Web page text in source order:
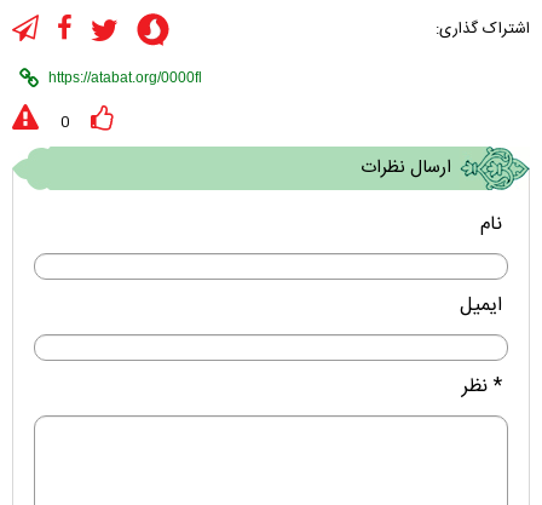
اشتراک گذاری:
0
ارسال نظرات
نام
ایمیل
* نظر